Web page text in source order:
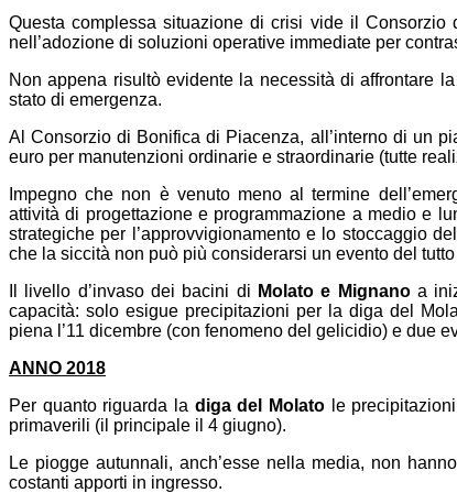
Questa complessa situazione di crisi vide il
nell’adozione di soluzioni operative immediate per
Non appena risultò evidente la necessità di affrontare
stato di emergenza.
Al Consorzio di Bonifica di Piacenza, all’interno di un
euro per manutenzioni ordinarie e straordinarie (tutte
Impegno che non è venuto meno al termine
attività di progettazione e programmazione a medio e
strategiche per l’approvvigionamento e lo stoccaggio
che la siccità non può più considerarsi un evento del
Il livello d’invaso dei bacini di Molato e Mignanoa
capacità: solo esigue precipitazioni per la diga del
piena l’11 dicembre (con fenomeno del gelicidio) e due
ANNO 2018
Per quanto riguarda la diga del Molatole precipitazioni
primaverili (il principale il 4 giugno).
Le piogge autunnali, anch’esse nella media, non
costanti apporti in ingresso.